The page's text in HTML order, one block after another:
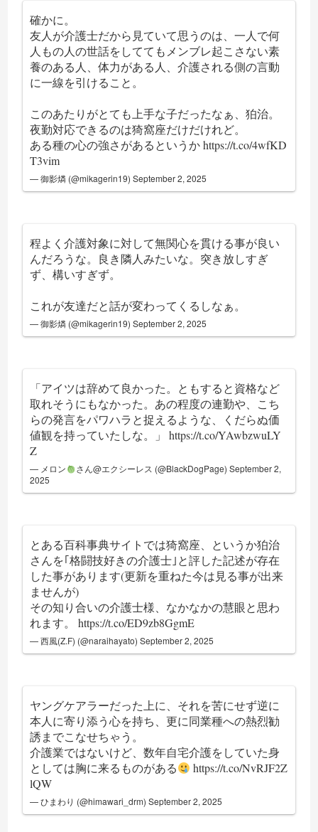
確かに。
友人が介護士だから見ていて思うのは、一人で何
人もの人の世話をしててもメンブレ起こさない素
養のある人、体力がある人、介護される側の言動
に一線を引けること。
このあたりがとても上手な子だったなぁ、狛治。
夜勤対応できるのは猗窩座だけだけれど。
ある種の心の強さがあるというかhttps://t.co/4wfKD
T3vim
— 御影燐 (@mikagerin19)September 2, 2025
程よく介護対象に対して無関心を貫ける事が良い
んだろうな。良き隣人みたいな。突き放しすぎ
ず、構いすぎず。
これが友達だと話が変わってくるしなぁ。
— 御影燐 (@mikagerin19)September 2, 2025
「アイツは辞めて良かった。ともすると資格など
取れそうにもなかった。あの程度の連勤や、こち
らの発言をパワハラと捉えるような、くだらぬ価
値観を持っていたしな。」https://t.co/YAwbzwuLY
Z
— メロン さん@エクシーレス (@BlackDogPage) September 2,
2025
とある百科事典サイトでは猗窩座、というか狛治
さんを｢格闘技好きの介護士｣と評した記述が存在
した事があります(更新を重ねた今は見る事が出来
ませんが)
その知り合いの介護士様、なかなかの慧眼と思わ
れます。https://t.co/ED9zb8GgmE
— 西風(Z.F) (@naraihayato)September 2, 2025
ヤングケアラーだった上に、それを苦にせず逆に
本人に寄り添う心を持ち、更に同業種への熱烈勧
誘までこなせちゃう。
介護業ではないけど、数年自宅介護をしていた身
としては胸に来るものがある
https://t.co/NvRJF2Z
lQW
— ひまわり (@himawari_drm)September 2, 2025